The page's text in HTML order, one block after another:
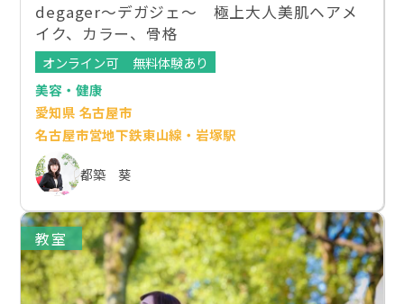
degager～デガジェ～ 極上大人美肌ヘアメ
イク、カラー、骨格
オンライン可
無料体験あり
美容・健康
愛知県 名古屋市
名古屋市営地下鉄東山線・岩塚駅
都築 葵
教室